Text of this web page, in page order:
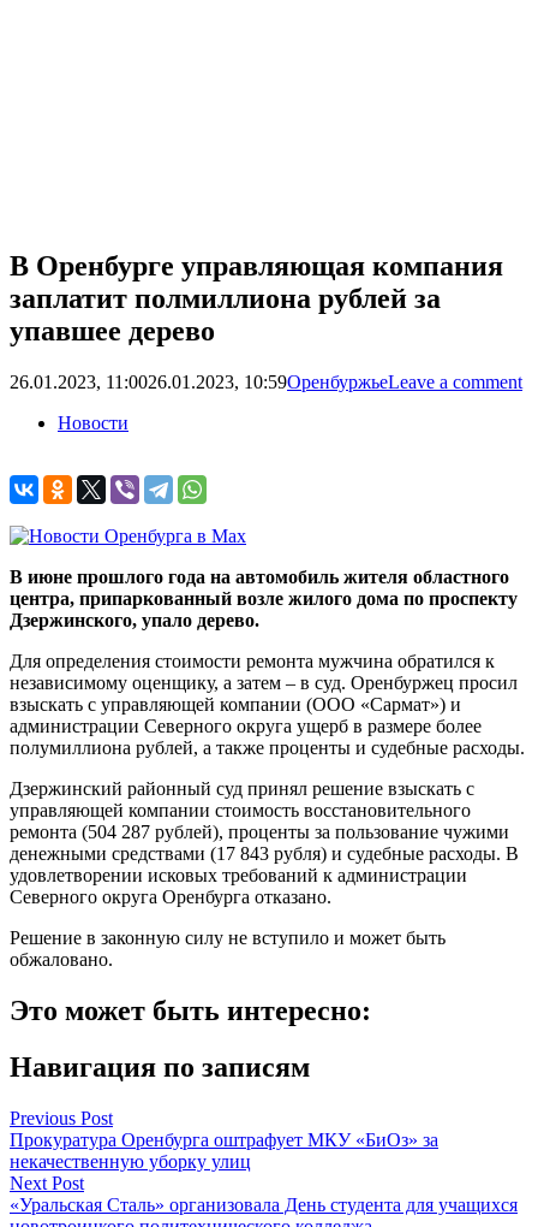
В Оренбурге управляющая компания
заплатит полмиллиона рублей за
упавшее дерево
26.01.2023, 11:0026.01.2023, 10:59ОренбуржьеLeave a comment
Новости
В июне прошлого года на автомобиль жителя областного
центра, припаркованный возле жилого дома по проспекту
Дзержинского, упало дерево.
Для определения стоимости ремонта мужчина обратился к
независимому оценщику, а затем – в суд. Оренбуржец просил
взыскать с управляющей компании (ООО «Сармат») и
администрации Северного округа ущерб в размере более
полумиллиона рублей, а также проценты и судебные расходы.
Дзержинский районный суд принял решение взыскать с
управляющей компании стоимость восстановительного
ремонта (504 287 рублей), проценты за пользование чужими
денежными средствами (17 843 рубля) и судебные расходы. В
удовлетворении исковых требований к администрации
Северного округа Оренбурга отказано.
Решение в законную силу не вступило и может быть
обжаловано.
Это может быть интересно:
Навигация по записям
Previous Post
Прокуратура Оренбурга оштрафует МКУ «БиОз» за
некачественную уборку улиц
Next Post
«Уральская Сталь» организовала День студента для учащихся